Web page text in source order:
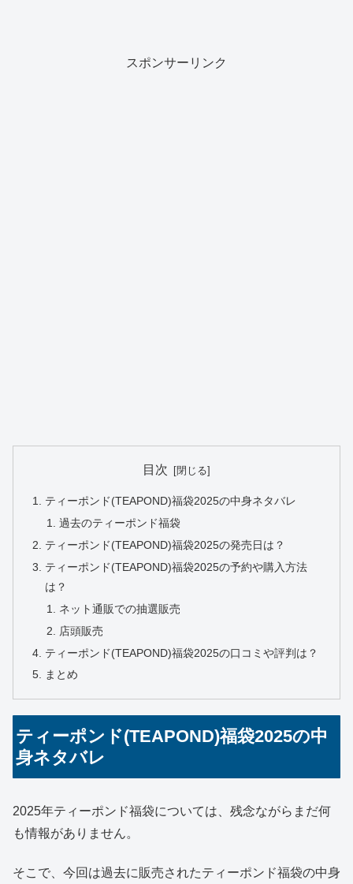
スポンサーリンク
目次
ティーポンド(TEAPOND)福袋2025の中身ネタバレ
過去のティーポンド福袋
ティーポンド(TEAPOND)福袋2025の発売日は？
ティーポンド(TEAPOND)福袋2025の予約や購入方法
は？
ネット通販での抽選販売
店頭販売
ティーポンド(TEAPOND)福袋2025の口コミや評判は？
まとめ
ティーポンド(TEAPOND)福袋2025の中
身ネタバレ
2025年ティーポンド福袋については、残念ながらまだ何
も情報がありません。
そこで、今回は過去に販売されたティーポンド福袋の中身